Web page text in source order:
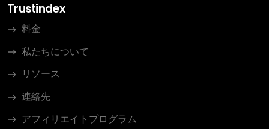
Trustindex
料金
私たちについて
リソース
連絡先
アフィリエイトプログラム